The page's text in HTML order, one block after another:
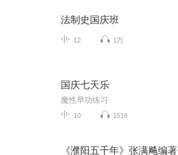
法制史国庆班
12 1万
国庆七天乐
魔性早功练习
10 1518
《濮阳五千年》张满飚编著